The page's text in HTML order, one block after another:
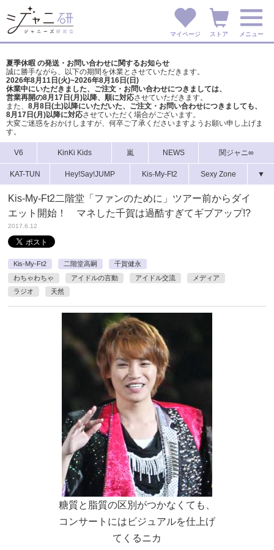
マイページ ストア メニュー
夏季休暇 の発送・お問い合わせに関するお知らせ
誠に勝手ながら、以下の期間を休業とさせていただきます。
2026年8月11日(火)~2026年8月16日(日)
休業中にいただきました、ご注文・お問い合わせにつきましては、
営業再開の8月17日(月)以降、順に対応させていただきます。
また、 8月8日(土)以降にいただいた、ご注文・ お問い合わせにつきましても、
8月17日(月)以降に対応させていただく場合がございます。
大変ご迷惑をおかけしますが、 何卒ご了承くださいますようお願い申し上げま
す。
V6 KinKi Kids 嵐 NEWS 関ジャニ∞
KAT-TUN Hey!Say!JUMP Kis-My-Ft2 Sexy Zone ▼
Kis-My-Ft2二階堂「ファンのために」ツアー前からダイ
エット開始！ マネした千賀は過酷すぎてギブアップ!?
2017.6.12
Kis-My-Ft2 二階堂高嗣
千賀健永
わちゃわちゃ
アイドルの言動 アイドル交流
メディア
ラジオ
天然
糖質と脂質の区別がつかなくても、
コンサートにはビジュアルを仕上げ
てくるニカ